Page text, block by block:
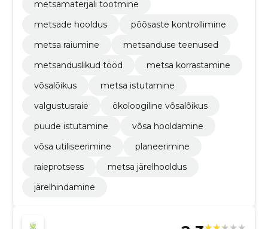
metsamaterjali tootmine
metsade hooldus
põõsaste kontrollimine
metsa raiumine
metsanduse teenused
metsanduslikud tööd
metsa korrastamine
võsalõikus
metsa istutamine
valgustusraie
ökoloogiline võsalõikus
puude istutamine
võsa hooldamine
võsa utiliseerimine
planeerimine
raieprotsess
metsa järelhooldus
järelhindamine